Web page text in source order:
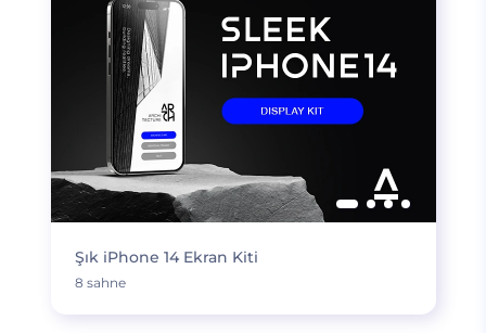
Şık iPhone 14 Ekran Kiti
8 sahne